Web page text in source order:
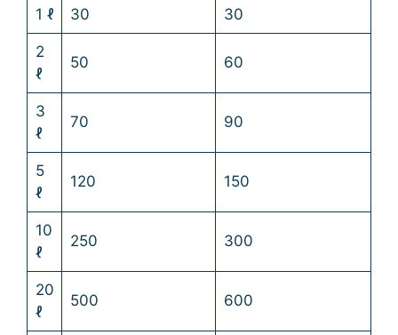
1 ℓ 30 30
2
ℓ
50 60
3
ℓ
70 90
5
ℓ
120 150
10
ℓ
250 300
20
ℓ
500 600